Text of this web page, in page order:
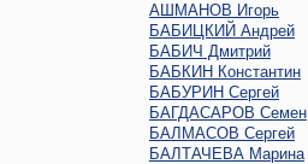
АШМАНОВ Игорь
БАБИЦКИЙ Андрей
БАБИЧ Дмитрий
БАБКИН Константин
БАБУРИН Сергей
БАГДАСАРОВ Семен
БАЛМАСОВ Сергей
БАЛТАЧЕВА Марина